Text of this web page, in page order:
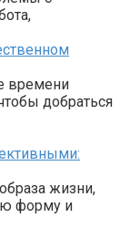
времени
добраться
жизни,
форму и